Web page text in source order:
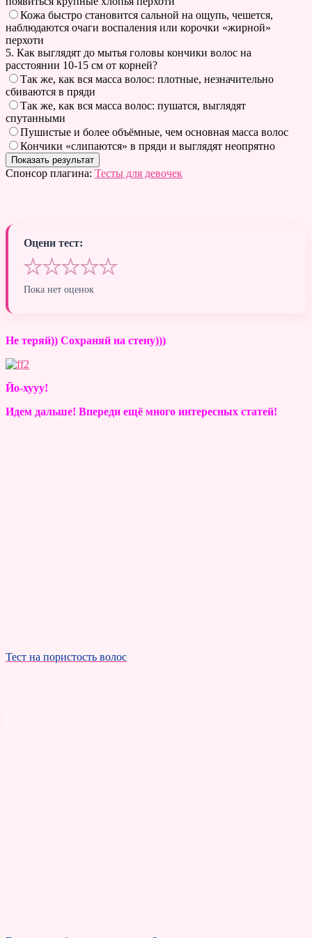
Кожа быстро становится сальной на ощупь, чешется,
наблюдаются очаги воспаления или корочки «жирной»
перхоти
5. Как выглядят до мытья головы кончики волос на
расстоянии 10-15 см от корней?
Так же, как вся масса волос: плотные, незначительно
сбиваются в пряди
Так же, как вся масса волос: пушатся, выглядят
спутанными
Пушистые и более объёмные, чем основная масса волос
Кончики «слипаются» в пряди и выглядят неопрятно
Спонсор плагина: Тесты для девочек
Оцени тест:
★★★★★
Пока нет оценок
Не теряй)) Сохраняй на стену)))
Йо-хууу!
Идем дальше! Впереди ещё много интересных статей!
Тест на пористость волос